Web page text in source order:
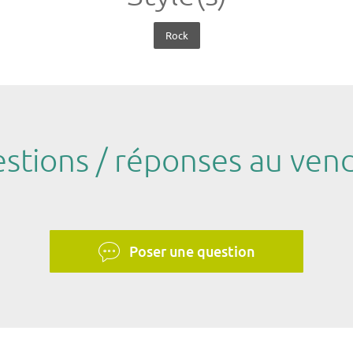
Rock
/ réponses au
Poser une question